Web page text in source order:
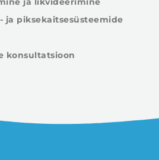
ja piksekaitsesüsteemide
konsultatsioon